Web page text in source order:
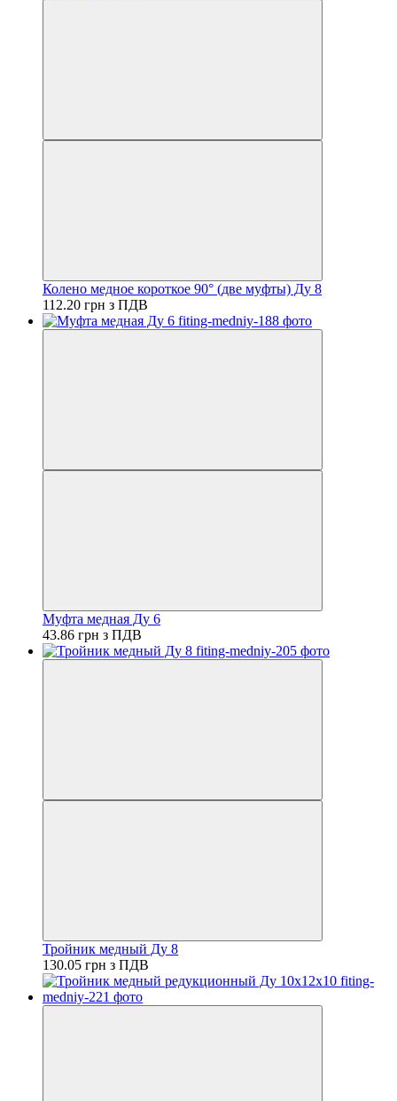
Колено медное короткое 90° (две муфты) Ду 8
112.20 грн з ПДВ
Муфта медная Ду 6
43.86 грн з ПДВ
Тройник медный Ду 8
130.05 грн з ПДВ